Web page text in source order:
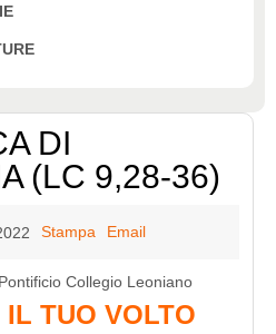
DI
(LC 9,28-36)
Stampa Email
IL TUO VOLTO